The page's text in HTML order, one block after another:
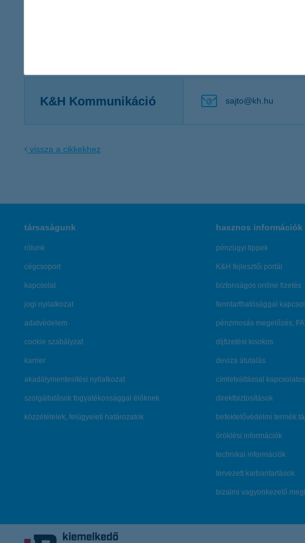
K&H Kommunikáció sajto@kh.hu
vissza a cikkekhez
társaságunk
rólunk
cégcsoport
kapcsolat
jogi nyilatkozat
adatvédelem
cookie szabályzat
karrier
akadálymentesítési nyilatkozat
szolgáltatások fogyatékossággal élőknek
közzétételek, felügyeleti határozatok
hasznos információk
pénzügyi tippek
K&H fejlesztői portál
biztonságos online fizetés
fenntarthatósággal
pénzmosás megelőzés,
díjfizetési kisokos
deviza átutalás
címletváltással
direktbiztosítások
befektetővédelmi termék
öröklési információk
technikai információk
tervezett karbantartások
bizalmi vagyonkezelő